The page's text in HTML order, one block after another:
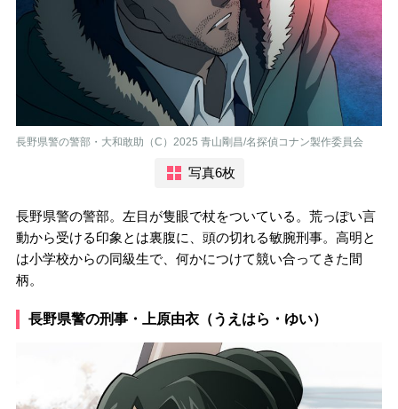
長野県警の警部・大和敢助（C）2025 青山剛昌/名探偵コナン製作委員会
写真6枚
長野県警の警部。左目が隻眼で杖をついている。荒っぽい言
動から受ける印象とは裏腹に、頭の切れる敏腕刑事。高明と
は小学校からの同級生で、何かにつけて競い合ってきた間
柄。
長野県警の刑事・上原由衣（うえはら・ゆい）